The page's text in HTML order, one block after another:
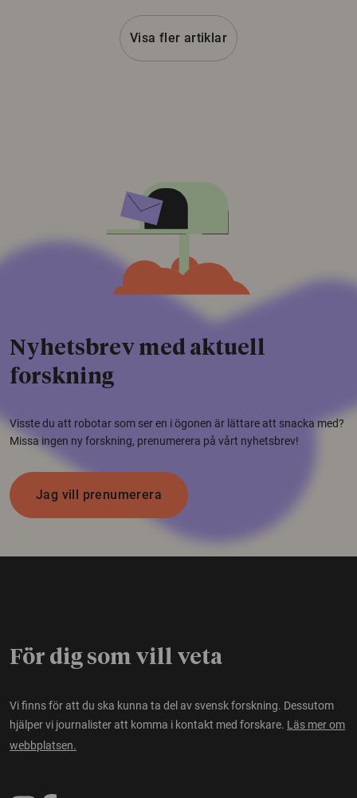
Visa fler artiklar
Nyhetsbrev med aktuell
forskning
Visste du att robotar som ser en i ögonen är lättare att snacka med?
Missa ingen ny forskning, prenumerera på vårt nyhetsbrev!
Jag vill prenumerera
För dig som vill veta
Vi finns för att du ska kunna ta del av svensk forskning. Dessutom
hjälper vi journalister att komma i kontakt med forskare. Läs mer om
webbplatsen.